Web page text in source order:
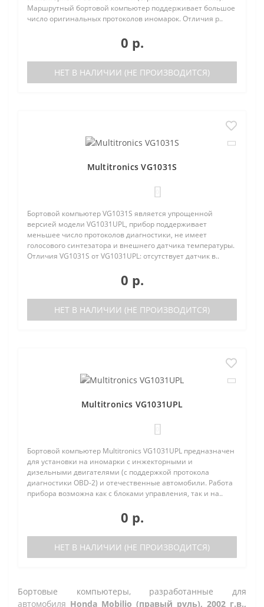
Маршрутный бортовой компьютер поддерживает большое
число оригинальных протоколов иномарок. Отличия р..
0 р.
НЕТ В НАЛИЧИИ (НЕ ПРОИЗВОДИТСЯ)
Multitronics VG1031S
Бортовой компьютер VG1031S является упрощенной
версией модели VG1031UPL, прибор поддерживает
меньшее число протоколов диагностики, не имеет
голосового синтезатора и внешнего датчика температуры.
Отличия VG1031S от VG1031UPL: отсутствует датчик в..
0 р.
НЕТ В НАЛИЧИИ (НЕ ПРОИЗВОДИТСЯ)
Multitronics VG1031UPL
Бортовой компьютер Multitronics VG1031UPL предназначен
для установки на иномарки с инжекторными и
дизельными двигателями (с поддержкой протокола
диагностики OBD-2) и отечественные автомобили. Работа
прибора возможна как с блоками управления, так и на..
0 р.
НЕТ В НАЛИЧИИ (НЕ ПРОИЗВОДИТСЯ)
Бортовые компьютеры, разработанные для
автомобиля Honda Mobilio (правый руль), 2002 г.в.,